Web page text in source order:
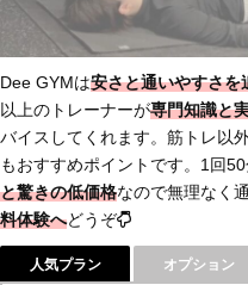
Dee GYMは安さと通いやすさを
以上のトレーナーが専門知識と
バイスしてくれます。筋トレ以
もおすすめポイントです。1回
と驚きの低価格なので無理なく
料体験へどうぞ
人気プラン オプション